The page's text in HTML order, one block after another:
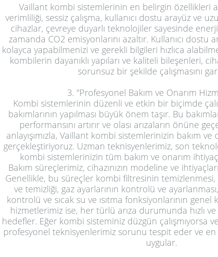
Vaillant kombi sistemlerinin en belirgin özellikleri
verimliliği, sessiz çalışma, kullanıcı dostu arayüz ve
cihazlar, çevreye duyarlı teknolojiler sayesinde
zamanda CO2 emisyonlarını azaltır. Kullanıcı dostu
kolayca yapabilmenizi ve gerekli bilgileri hızlıca
kombilerin dayanıklı yapıları ve kaliteli bileşenleri,
sorunsuz bir şekilde çalışmasını
3. "Profesyonel Bakım ve Onarım
Kombi sistemlerinin düzenli ve etkin bir biçimde
bakımlarının yapılması büyük önem taşır. Bu
performansını artırır ve olası arızaların önüne
anlayışımızla, Vaillant kombi sistemlerinizin bakım
gerçekleştiriyoruz. Uzman teknisyenlerimiz, son
kombi sistemlerinizin tüm bakım ve onarım
Bakım süreçlerimiz, cihazınızın modeline ve
Genellikle, bu süreçler kombi filtresinin temizlenmesi,
ve temizliği, gaz ayarlarının kontrolü ve
kontrolü ve sıcak su ve ısıtma fonksiyonlarının
hizmetlerimiz ise, her türlü arıza durumunda hızlı
hedefler. Eğer kombi sisteminiz düzgün çalışmıyorsa
profesyonel teknisyenlerimiz sorunu tespit eder ve
uygular.